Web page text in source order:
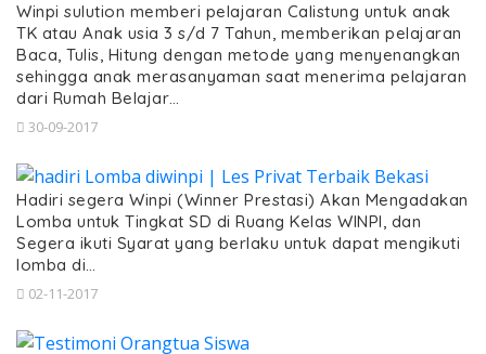
Winpi sulution memberi pelajaran Calistung untuk anak
TK atau Anak usia 3 s/d 7 Tahun, memberikan pelajaran
Baca, Tulis, Hitung dengan metode yang menyenangkan
sehingga anak merasanyaman saat menerima pelajaran
dari Rumah Belajar…
30-09-2017
Hadiri segera Winpi (Winner Prestasi) Akan Mengadakan
Lomba untuk Tingkat SD di Ruang Kelas WINPI, dan
Segera ikuti Syarat yang berlaku untuk dapat mengikuti
lomba di…
02-11-2017